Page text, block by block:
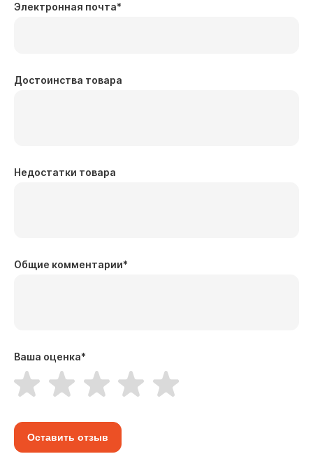
Электронная почта*
Достоинства товара
Недостатки товара
Общие комментарии*
Ваша оценка*
Оставить отзыв